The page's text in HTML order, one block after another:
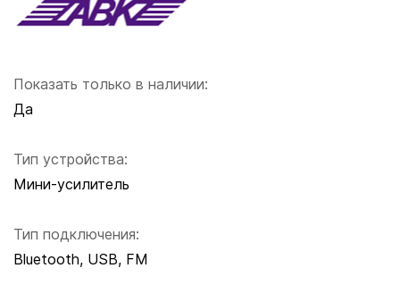
Показать только в наличии:
Да
Тип устройства:
Мини-усилитель
Тип подключения:
Bluetooth, USB, FM